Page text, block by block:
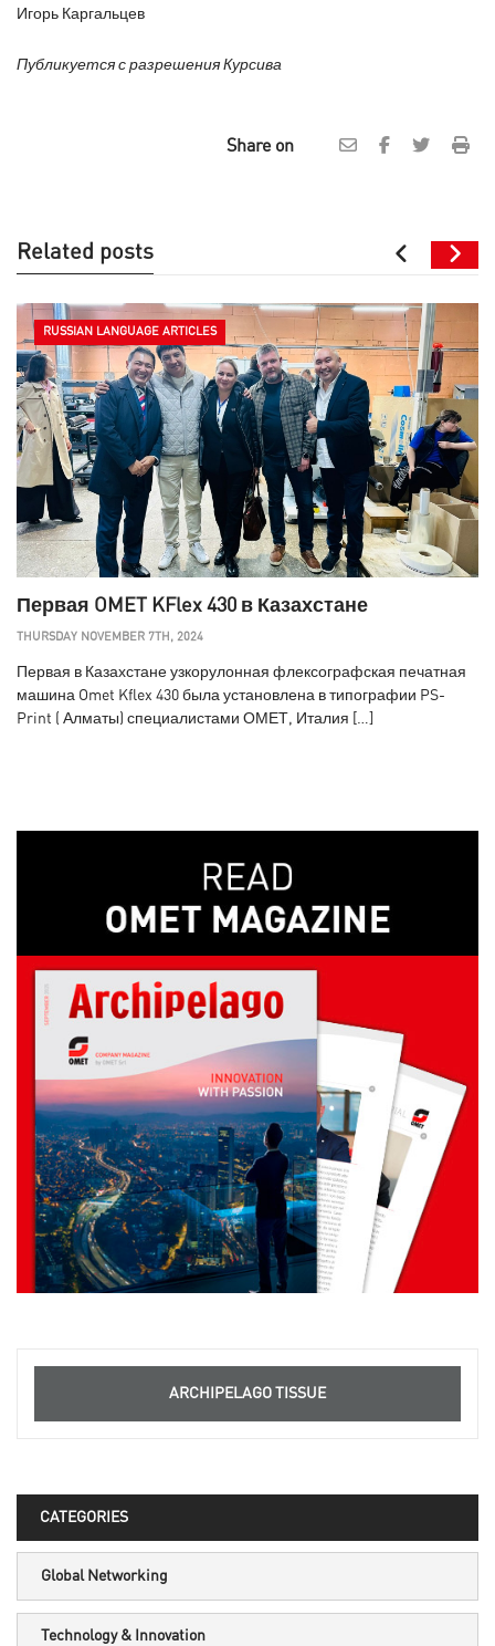
Игорь Каргальцев
Публикуется с разрешения Курсива
Share on
Related posts
RUSSIAN LANGUAGE ARTICLES
Первая OMET KFlex 430 в Казахстане
THURSDAY NOVEMBER 7TH, 2024
Первая в Казахстане узкорулонная флексографская печатная
машина Omet Kflex 430 была установлена в типографии PS-
Print ( Алматы) специалистами ОМЕТ, Италия […]
ARCHIPELAGO TISSUE
CATEGORIES
Global Networking
Technology & Innovation